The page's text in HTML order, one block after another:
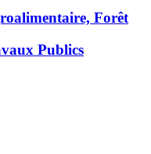
Forêt
Publics